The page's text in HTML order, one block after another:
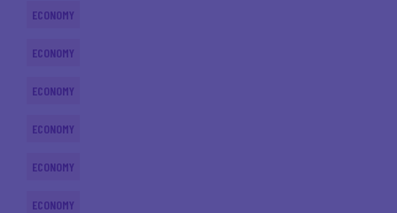
ECONOMY
ECONOMY
ECONOMY
ECONOMY
ECONOMY
ECONOMY